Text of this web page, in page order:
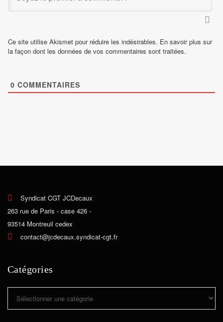
Ce site utilise Akismet pour réduire les indésirables. En savoir plus sur
la façon dont les données de vos commentaires sont traitées.
0 COMMENTAIRES
Syndicat CGT JCDecaux
263 rue de Paris - case 426 -
93514 Montreuil cedex
contact@jcdecaux.syndicat-cgt.fr
Catégories